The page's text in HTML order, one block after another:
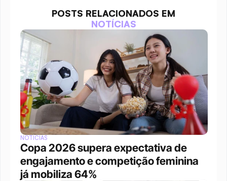
POSTS RELACIONADOS EM
NOTÍCIAS
NOTÍCIAS
Copa 2026 supera expectativa de
engajamento e competição feminina
já mobiliza 64%